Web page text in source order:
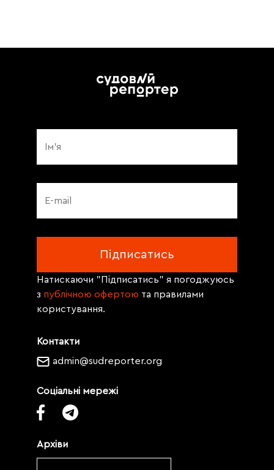
Контакти
admin@sudreporter.org
Соціальні мережі
Архіви
Натискаючи "Підписатись" я погоджуюсь
з публічною офертою та правилами
користування.